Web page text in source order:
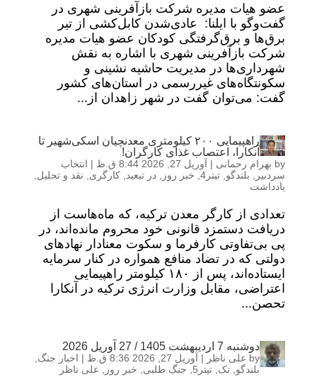
عضو هیات مدیره شرکت بازآفرینی شهری در
گفت‌وگو با ایلنا: عادی‌شدن کابل‌کشی از تیر
برق‌ها و برق‌گرفتگی کودکان عضو هیات مدیره
شرکت بازآفرینی شهری با اشاره به نقش
شهرداری‌ها در مدیریت حاشیه نشینی و
سکونتگاه‌های غیررسمی در استان‌های کشور
گفت: می‌توان گفت در شهر زاهدان از...
راهپیمایی ۲۰۰ کیلومتری معدنچیان اسکی‌شهیر تا
آنکارا، اعتصاب غذای کارگران!
by بهرام رحمانی | آوریل 27, 2026 8:44 ق.ظ | انتخاب
سردبیر
بلندگو تیتر4 , خبر روز در تبعید کارگری نقد و تحلیل
یادداشت
تعدادی از کارگر معدن ترکیه، که ماه‌هاست از
دریافت دستمزد قانونی خود محروم مانده‌اند، در
پی بی‌تفاوتی کارفرما و سکوت معنادار نهادهای
دولتی که در تضاد منافع همواره در کنار سرمایه
ایستاده‌اند، پس از ۱۸۰ کیلومتر راهپیمایی
اعتراضی، مقابل وزارت انرژی ترکیه در آنکارا
تحصن...
دوشنبه 7 اردیبهشت 1405 / 27 آوریل 2026
by علی ناظر | آوریل 27, 2026 8:36 ق.ظ | اخبار جنگ
بلندگو تک تیتر5 جنگ طلبی خبر روز علی ناظر